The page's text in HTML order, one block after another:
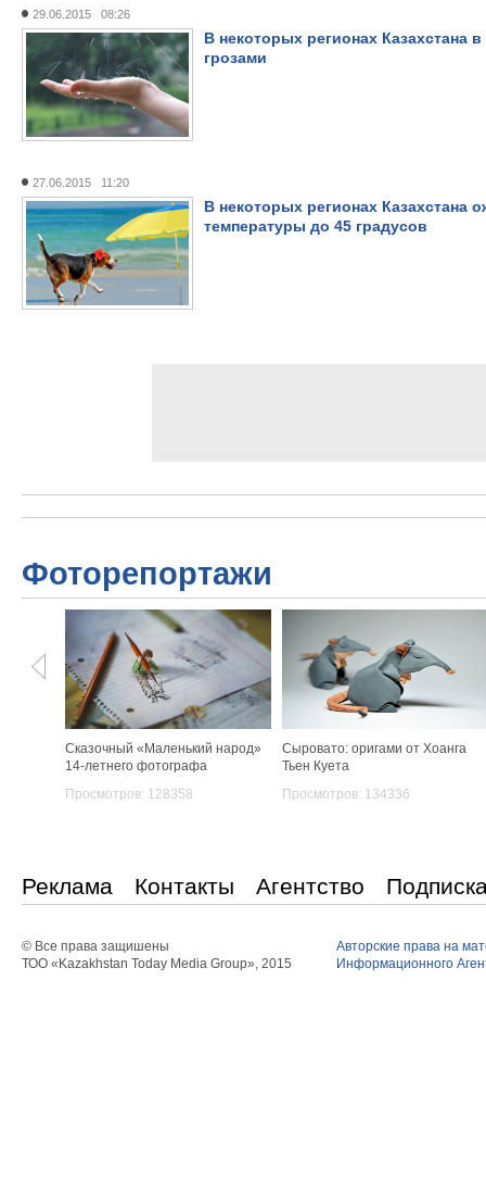
29.06.2015 08:26
В некоторых регионах Казахстана
грозами
27.06.2015 11:20
В некоторых регионах Казахстана
температуры до 45 градусов
Фоторепортажи
Сказочный «Маленький народ»
14-летнего фотографа
Просмотров: 128358
Сыровато: оригами от Хоанга
Тьен Куета
Просмотров: 134336
Реклама Контакты Агентство
© Все права защишены
ТОО «Kazakhstan Today Media Group», 2015
Авторские права на
Информационного